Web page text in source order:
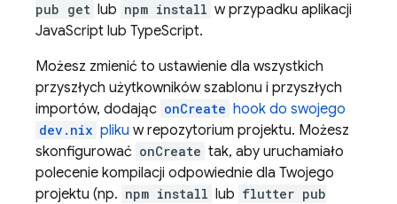
pub get lub npm install w przypadku aplikacji
JavaScript lub TypeScript.
Możesz zmienić to ustawienie dla wszystkich
przyszłych użytkowników szablonu i przyszłych
importów, dodając onCreate hook do swojego
dev.nix pliku w repozytorium projektu. Możesz
skonfigurować onCreate tak, aby uruchamiało
polecenie kompilacji odpowiednie dla Twojego
projektu (np. npm install lub flutter pub